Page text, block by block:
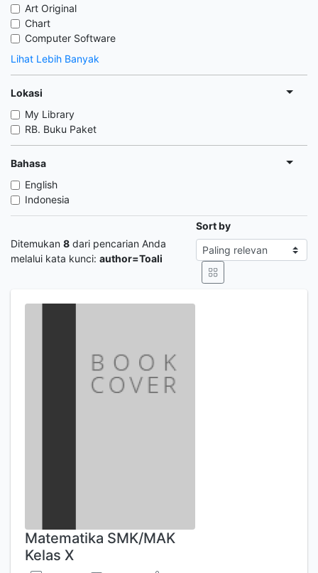
Art Original
Chart
Computer Software
Lihat Lebih Banyak
Lokasi
My Library
RB. Buku Paket
Bahasa
English
Indonesia
Ditemukan 8 dari pencarian Anda
melalui kata kunci: author=Toali
Sort by
Matematika SMK/MAK
Kelas X